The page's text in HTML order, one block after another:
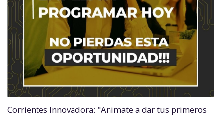
Corrientes Innovadora: "Animate a dar tus primeros